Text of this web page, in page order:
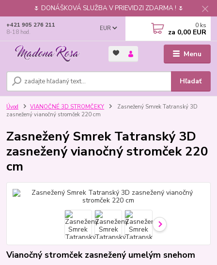
🌷 DONÁŠKOVÁ SLUŽBA V PRIEVIDZI ZDARMA ! 🌷
Menu
EUR
Hľadať
+421 905 276 211
8-18 hod.
0 ks
za 0,00 EUR
Úvod VIANOČNÉ 3D STROMČEKY
Zasnežený Smrek Tatranský 3D
zasnežený vianočný stromček 220 cm
Zasnežený Smrek Tatranský 3D
zasnežený vianočný stromček 220
cm
Vianočný stromček zasnežený umelým snehom